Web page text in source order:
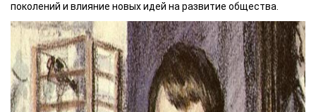
поколений и влияние новых идей на развитие общества.